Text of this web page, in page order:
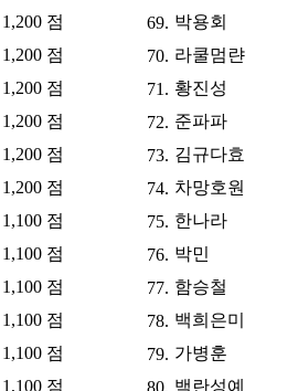
1,200 점
1,200 점
1,200 점
1,200 점
1,200 점
1,200 점
1,100 점
1,100 점
1,100 점
1,100 점
1,100 점
1,100 점
69. 박용회
70. 라쿨멈랸
71. 황진성
72. 준파파
73. 김규다효
74. 차망호원
75. 한나라
76. 박민
77. 함승철
78. 백희은미
79. 가병훈
80. 백란성예